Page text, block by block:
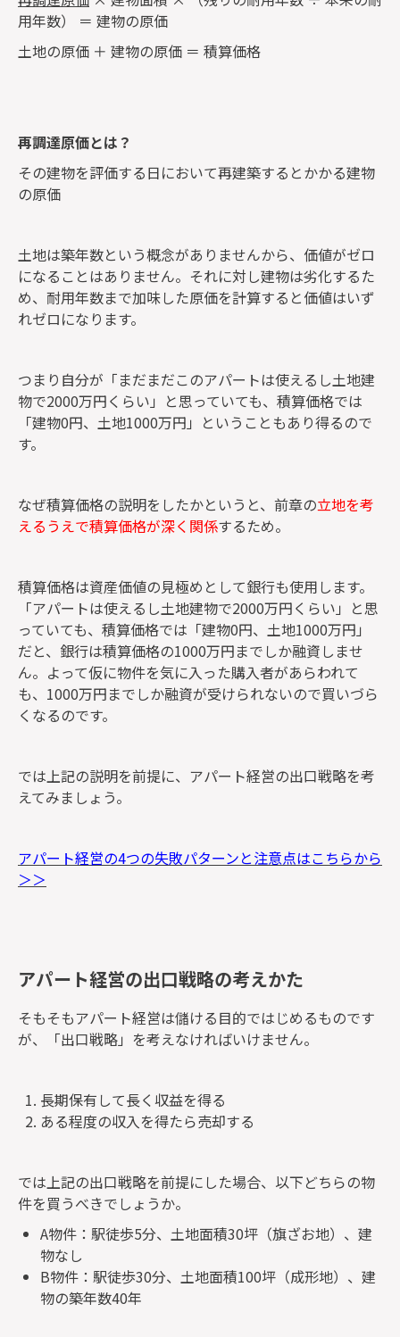
用年数） ＝ 建物の原価
土地の原価 ＋ 建物の原価 ＝ 積算価格
再調達原価とは？
その建物を評価する日において再建築するとかかる建物
の原価
土地は築年数という概念がありませんから、価値がゼロ
になることはありません。それに対し建物は劣化するた
め、耐用年数まで加味した原価を計算すると価値はいず
れゼロになります。
つまり自分が「まだまだこのアパートは使えるし土地建
物で2000万円くらい」と思っていても、積算価格では
「建物0円、土地1000万円」ということもあり得るので
す。
なぜ積算価格の説明をしたかというと、前章の立地を考
えるうえで積算価格が深く関係するため。
積算価格は資産価値の見極めとして銀行も使用します。
「アパートは使えるし土地建物で2000万円くらい」と思
っていても、積算価格では「建物0円、土地1000万円」
だと、銀行は積算価格の1000万円までしか融資しませ
ん。よって仮に物件を気に入った購入者があらわれて
も、1000万円までしか融資が受けられないので買いづら
くなるのです。
では上記の説明を前提に、アパート経営の出口戦略を考
えてみましょう。
アパート経営の4つの失敗パターンと注意点はこちらから
＞＞
アパート経営の出口戦略の考えかた
そもそもアパート経営は儲ける目的ではじめるものです
が、「出口戦略」を考えなければいけません。
長期保有して長く収益を得る
ある程度の収入を得たら売却する
では上記の出口戦略を前提にした場合、以下どちらの物
件を買うべきでしょうか。
A物件：駅徒歩5分、土地面積30坪（旗ざお地）、建
物なし
B物件：駅徒歩30分、土地面積100坪（成形地）、建
物の築年数40年